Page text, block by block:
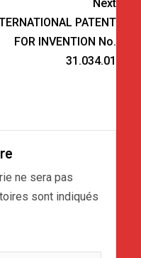
Next
PATENT
FOR INVENTION No.
31.034.01
ne sera pas
sont indiqués